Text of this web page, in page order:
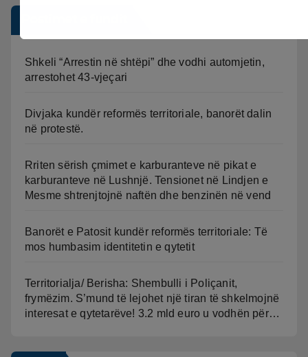
Shkeli “Arrestin në shtëpi” dhe vodhi automjetin,
arrestohet 43-vjeçari
Divjaka kundër reformës territoriale, banorët dalin
në protestë.
Rriten sërish çmimet e karburanteve në pikat e
karburanteve në Lushnjë. Tensionet në Lindjen e
Mesme shtrenjtojnë naftën dhe benzinën në vend
Banorët e Patosit kundër reformës territoriale: Të
mos humbasim identitetin e qytetit
Territorialja/ Berisha: Shembulli i Poliçanit,
frymëzim. S’mund të lejohet një tiran të shkelmojnë
interesat e qytetarëve! 3.2 mld euro u vodhën për…